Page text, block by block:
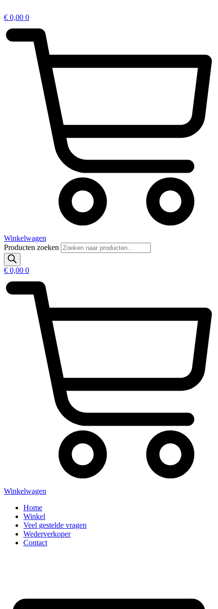
€ 0,00 0
Winkelwagen
Producten zoeken
€ 0,00 0
Winkelwagen
Home
Winkel
Veel gestelde vragen
Wederverkoper
Contact